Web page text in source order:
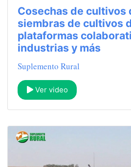
Cosechas de cultivos
siembras de cultivos
plataformas
industrias y más
Suplemento Rural
Ver video